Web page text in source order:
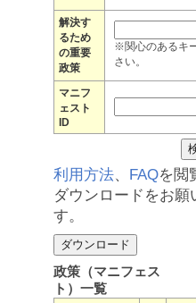
解決す
るため
の重要
政策
※関心のあるキ
さい。
マニフ
ェスト
ID
利用方法、 FAQを閲
ダウンロードをお願
す。
政策（マニフェス
ト）一覧